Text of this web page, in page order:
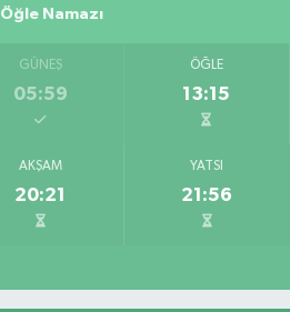
Öğle Namazı
GÜNEŞ
05:59
ÖĞLE
13:15
AKŞAM
20:21
YATSI
21:56